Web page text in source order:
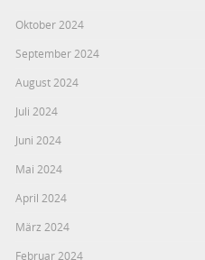
Oktober 2024
September 2024
August 2024
Juli 2024
Juni 2024
Mai 2024
April 2024
März 2024
Februar 2024